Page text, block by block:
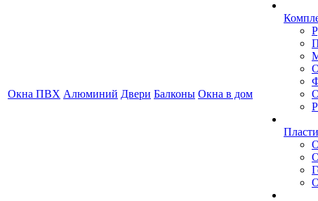
Окна ПВХ Алюминий Двери Балконы Окна в дом